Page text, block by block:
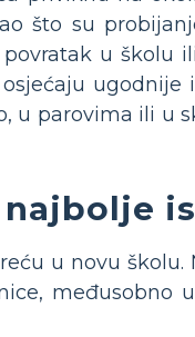
što su
u školu
ugodnije
u parovima ili u
najbolje
u novu školu.
međusobno